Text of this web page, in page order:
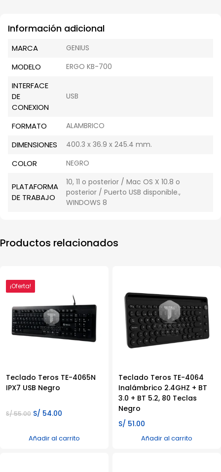
Información adicional
MARCA GENIUS
MODELO ERGO KB-700
INTERFACE
DE
CONEXION
USB
FORMATO ALAMBRICO
DIMENSIONES 400.3 x 36.9 x 245.4 mm.
COLOR NEGRO
PLATAFORMA
DE TRABAJO
10, 11 o posterior / Mac OS X 10.8 o
posterior / Puerto USB disponible.,
WINDOWS 8
Productos relacionados
¡Oferta!
Teclado Teros TE-4065N
IPX7 USB Negro
S/55.00 El
original
S/ 54.00
actual
Añadir al carrito
Teclado Teros TE-4064
Inalámbrico 2.4GHZ + BT
3.0 + BT 5.2, 80 Teclas
Negro
S/ 51.00
Añadir al carrito